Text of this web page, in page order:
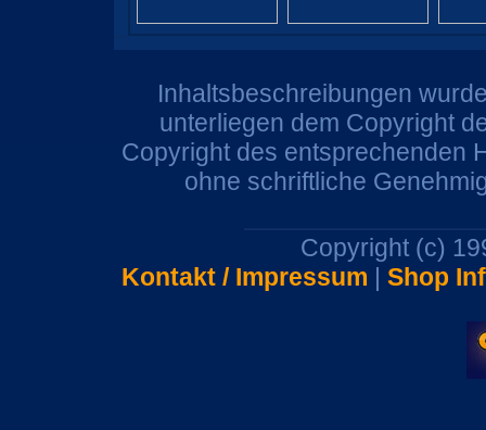
Inhaltsbeschreibungen
unterliegen dem Copyright
Copyright des entsprechenden
ohne schriftliche
Copyright (c)
Kontakt / Impressum | Shop